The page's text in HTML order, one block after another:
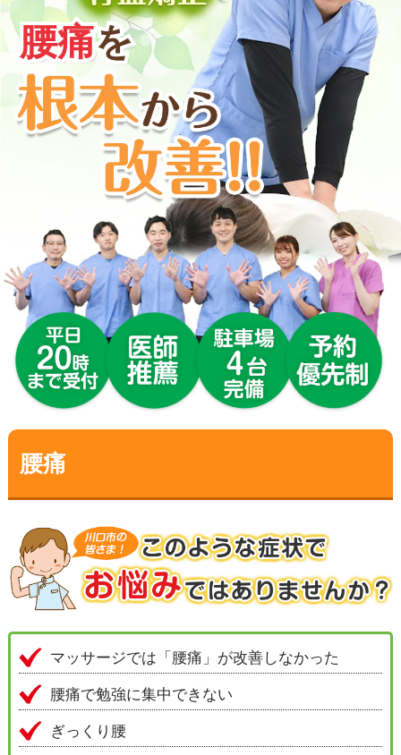
▼
▼
▼
腰痛を
腰痛
マッサージでは「腰痛」が改善しなかった
腰痛で勉強に集中できない
ぎっくり腰